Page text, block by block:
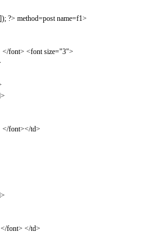
method=post name=f1>
<font size="3">
font></td>
</td>